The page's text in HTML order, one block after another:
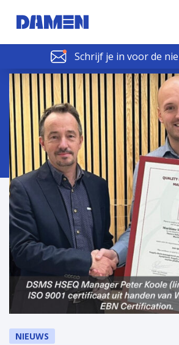
Schrijf je in voor de
SCHELDE SCHAKELS
Nieuws of tips
NIEUWS